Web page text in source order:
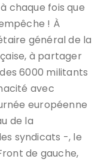
chaque fois que
! À
général de la
à partager
6000 militants
avec
européenne
de la
syndicats -, le
de gauche,